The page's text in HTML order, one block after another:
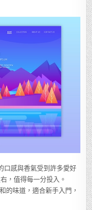
口感與香氣受到許多愛好
，值得每一分投入。
的味道，適合新手入門，